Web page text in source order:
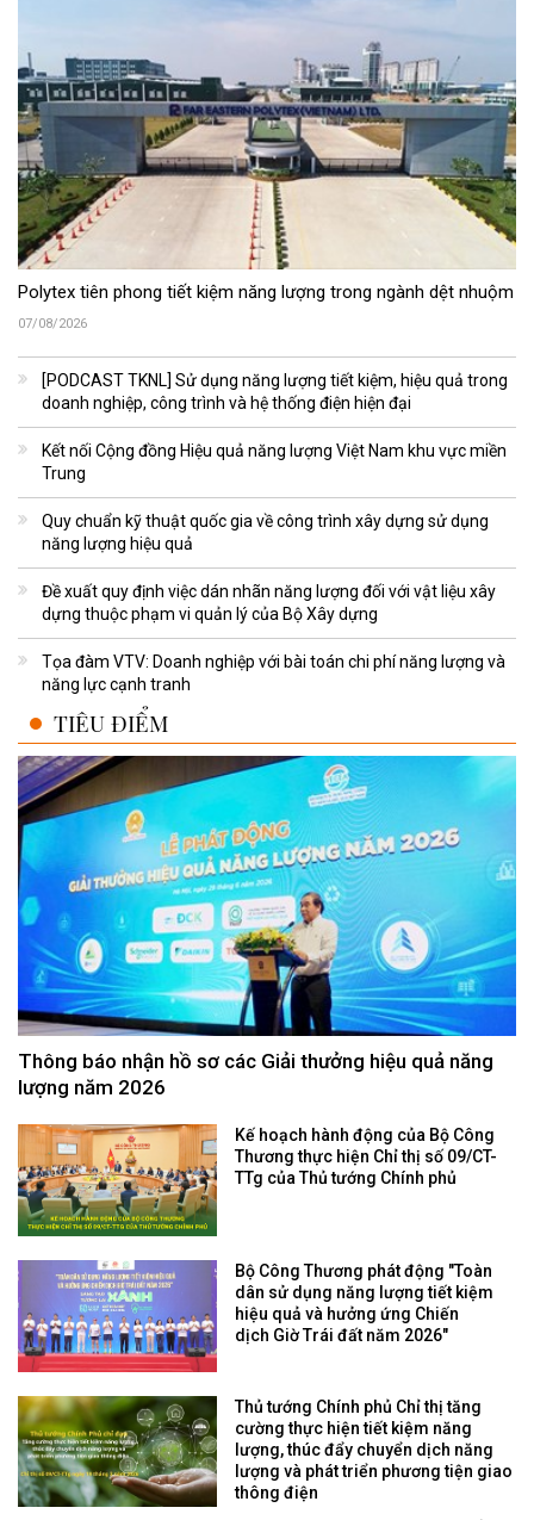
Polytex tiên phong tiết kiệm năng lượng trong ngành dệt nhuộm
07/08/2026
[PODCAST TKNL] Sử dụng năng lượng tiết kiệm, hiệu quả trong
doanh nghiệp, công trình và hệ thống điện hiện đại
Kết nối Cộng đồng Hiệu quả năng lượng Việt Nam khu vực miền
Trung
Quy chuẩn kỹ thuật quốc gia về công trình xây dựng sử dụng
năng lượng hiệu quả
Đề xuất quy định việc dán nhãn năng lượng đối với vật liệu xây
dựng thuộc phạm vi quản lý của Bộ Xây dựng
Tọa đàm VTV: Doanh nghiệp với bài toán chi phí năng lượng và
năng lực cạnh tranh
TIÊU ĐIỂM
Thông báo nhận hồ sơ các Giải thưởng hiệu quả năng
lượng năm 2026
Kế hoạch hành động của Bộ Công
Thương thực hiện Chỉ thị số 09/CT-
TTg của Thủ tướng Chính phủ
Bộ Công Thương phát động "Toàn
dân sử dụng năng lượng tiết kiệm
hiệu quả và hưởng ứng Chiến
dịch Giờ Trái đất năm 2026"
Thủ tướng Chính phủ Chỉ thị tăng
cường thực hiện tiết kiệm năng
lượng, thúc đẩy chuyển dịch năng
lượng và phát triển phương tiện giao
thông điện